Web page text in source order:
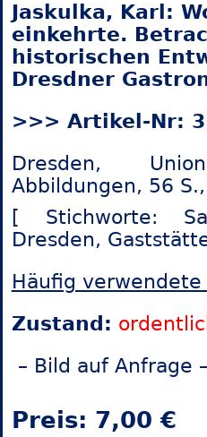
Jaskulka, Karl:
einkehrte.
historischen
Dresdner
>>> Artikel-Nr:
Dresden,
Abbildungen, 56
[ Stichworte:
Dresden,
Häufig verwendete
Zustand:
– Bild auf Anfrage –
Preis: 7,00 €